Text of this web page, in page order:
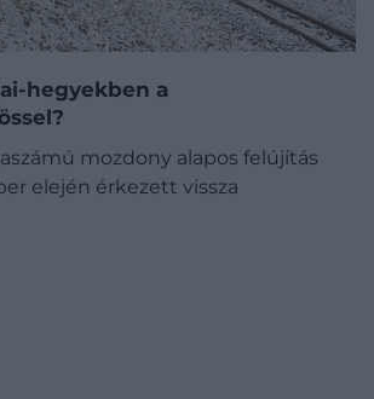
hegyekben a
mozdony alapos felújítás
elején érkezett vissza